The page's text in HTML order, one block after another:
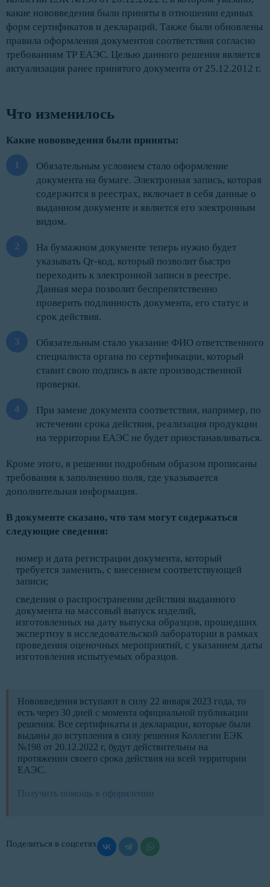
какие нововведения были приняты в отношении единых
форм сертификатов и деклараций. Также были обновлены
правила оформления документов соответствия согласно
требованиям ТР ЕАЭС. Целью данного решения является
актуализация ранее принятого документа от 25.12.2012 г.
Что изменилось
Какие нововведения были приняты:
Обязательным условием стало оформление
документа на бумаге. Электронная запись, которая
содержится в реестрах, включает в себя данные о
выданном документе и является его электронным
видом.
На бумажном документе теперь нужно будет
указывать Qr-код, который позволит быстро
переходить к электронной записи в реестре.
Данная мера позволит беспрепятственно
проверить подлинность документа, его статус и
срок действия.
Обязательным стало указание ФИО ответственного
специалиста органа по сертификации, который
ставит свою подпись в акте производственной
проверки.
При замене документа соответствия, например, по
истечении срока действия, реализация продукции
на территории ЕАЭС не будет приостанавливаться.
Кроме этого, в решении подробным образом прописаны
требования к заполнению поля, где указывается
дополнительная информация.
В документе сказано, что там могут содержаться
следующие сведения:
номер и дата регистрации документа, который
требуется заменить, с внесением соответствующей
записи;
сведения о распространении действия выданного
документа на массовый выпуск изделий,
изготовленных на дату выпуска образцов, прошедших
экспертизу в исследовательской лаборатории в рамках
проведения оценочных мероприятий, с указанием даты
изготовления испытуемых образцов.
Нововведения вступают в силу 22 января 2023 года, то
есть через 30 дней с момента официальной публикации
решения. Все сертификаты и декларации, которые были
выданы до вступления в силу решения Коллегии ЕЭК
№198 от 20.12.2022 г, будут действительны на
протяжении своего срока действия на всей территории
ЕАЭС.
Получить помощь в оформлении
Поделиться в соцсетях